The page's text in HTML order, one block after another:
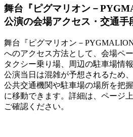
舞台『ピグマリオン－
公演の会場アクセス・交通手
舞台『ピグマリオン－
へのアクセス方法として、会場ペ
タクシー乗り場、周辺の駐車場情
公演当日は混雑が予想されるため
公共交通機関や駐車場の場所を把
に移動できます。詳細は、ページ
ご確認ください。